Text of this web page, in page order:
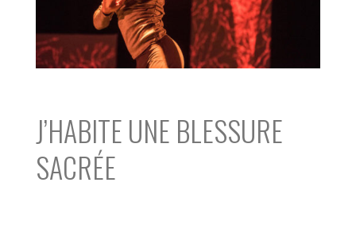
J’HABITE UNE BLESSURE
SACRÉE